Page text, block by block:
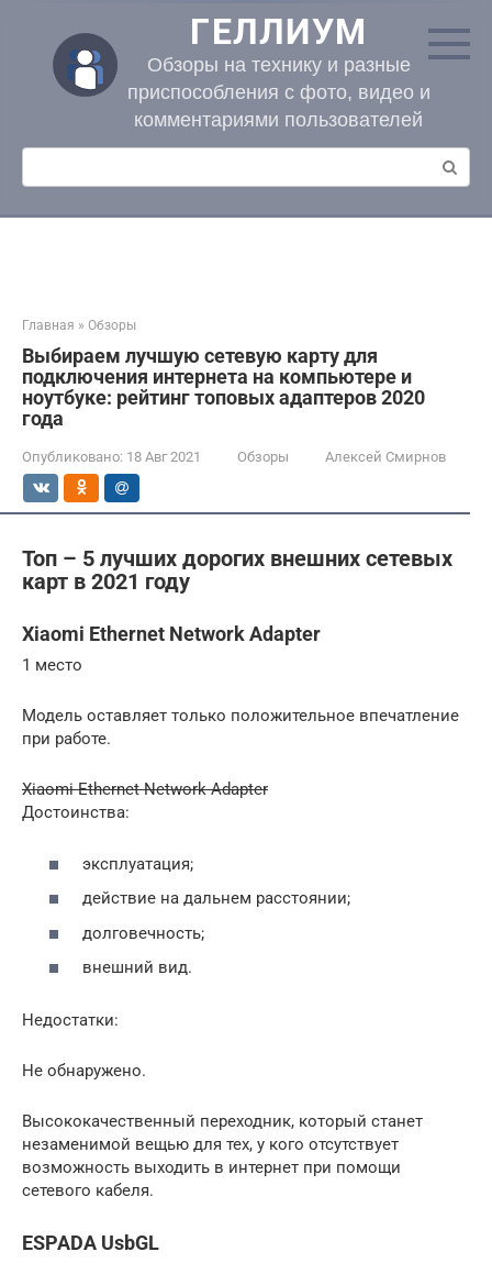
контенту
ГЕЛЛИУМ
Обзоры на технику и разные
приспособления с фото, видео и
комментариями пользователей
Поиск:
Главная » Обзоры
Выбираем лучшую сетевую карту для
подключения интернета на компьютере и
ноутбуке: рейтинг топовых адаптеров 2020
года
Опубликовано: 18 Авг 2021 Обзоры Алексей Смирнов
Топ – 5 лучших дорогих внешних сетевых
карт в 2021 году
Xiaomi Ethernet Network Adapter
1 место
Модель оставляет только положительное впечатление
при работе.
Xiaomi Ethernet Network Adapter
Достоинства:
эксплуатация;
действие на дальнем расстоянии;
долговечность;
внешний вид.
Недостатки:
Не обнаружено.
Высококачественный переходник, который станет
незаменимой вещью для тех, у кого отсутствует
возможность выходить в интернет при помощи
сетевого кабеля.
ESPADA UsbGL